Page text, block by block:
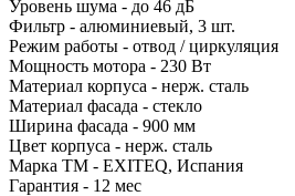
Уровень шума - до 46 дБ
Фильтр - алюминиевый, 3 шт.
Режим работы - отвод / циркуляция
Мощность мотора - 230 Вт
Материал корпуса - нерж. сталь
Материал фасада - стекло
Ширина фасада - 900 мм
Цвет корпуса - нерж. сталь
Марка ТМ - EXITEQ, Испания
Гарантия - 12 мес